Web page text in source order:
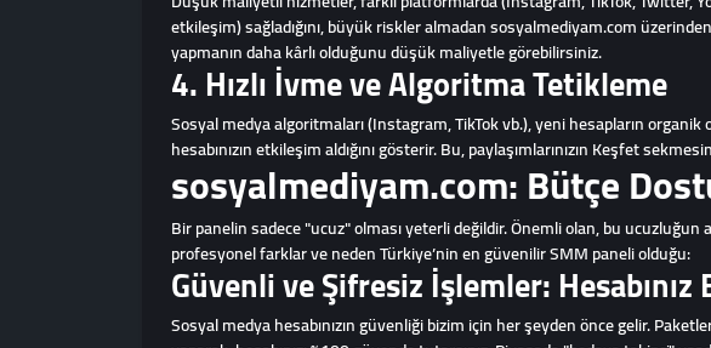
etkileşim) sağladığını, büyük riskler almadan sosyalmediyam.com
yapmanın daha kârlı olduğunu düşük maliyetle görebilirsiniz.
4. Hızlı İvme ve Algoritma Tetikleme
Sosyal medya algoritmaları (Instagram, TikTok vb.), yeni hesapların organik
hesabınızın etkileşim aldığını gösterir. Bu, paylaşımlarınızın Keşfet
sosyalmediyam.com: Bütçe
Bir panelin sadece "ucuz" olması yeterli değildir. Önemli olan, bu
profesyonel farklar ve neden Türkiye’nin en güvenilir SMM paneli olduğu:
Güvenli ve Şifresiz İşlemler:
Sosyal medya hesabınızın güvenliği bizim için her şeyden önce gelir.